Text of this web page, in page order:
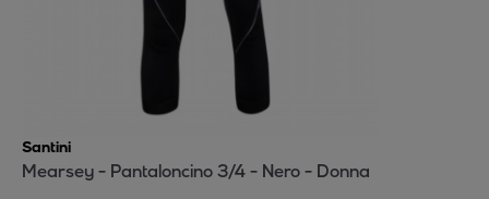
Santini
Mearsey - Pantaloncino 3/4 - Nero - Donna